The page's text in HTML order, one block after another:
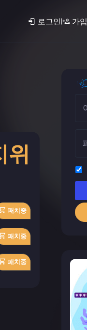
로그인| 가입
위
패치중
패치중
패치중